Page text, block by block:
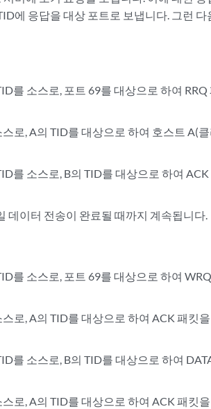
에 응답을 대상 포트로 보냅니다. 그런 다
를 소스로, 포트 69를 대상으로 하여
로, A의 TID를 대상으로 하여 호스트 A(
를 소스로, B의 TID를 대상으로 하여
데이터 전송이 완료될 때까지 계속됩니다.
를 소스로, 포트 69를 대상으로 하여
로, A의 TID를 대상으로 하여 ACK 패킷
를 소스로, B의 TID를 대상으로 하여
로, A의 TID를 대상으로 하여 ACK 패킷